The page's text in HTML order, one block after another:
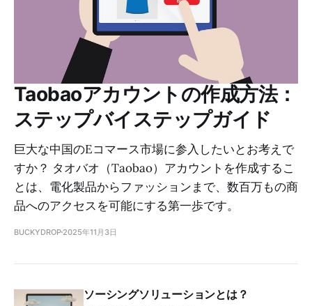
Taobaoアカウントの作成方法：
ステップバイステップガイド
巨大な中国のEコマース市場に参入したいとお考えで
すか？ タオバオ（Taobao）アカウントを作成するこ
とは、電化製品からファッションまで、数百万もの商
品へのアクセスを可能にする第一歩です。
BUCKYDROP 2025年11月3日
ソーシングソリューションとは？